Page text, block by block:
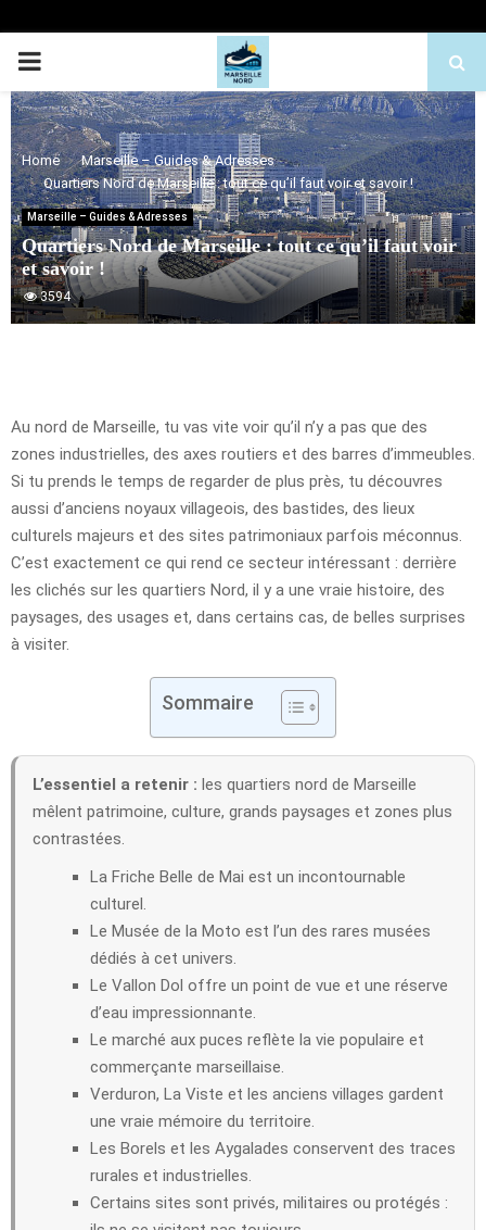
PRIMARY
MENU
Home
Marseille – Guides & Adresses
Quartiers Nord de Marseille : tout ce qu’il faut voir et savoir !
Marseille – Guides & Adresses
Quartiers Nord de Marseille : tout ce qu’il faut voir
et savoir !
3594
Au nord de Marseille, tu vas vite voir qu’il n’y a pas que des
zones industrielles, des axes routiers et des barres d’immeubles.
Si tu prends le temps de regarder de plus près, tu découvres
aussi d’anciens noyaux villageois, des bastides, des lieux
culturels majeurs et des sites patrimoniaux parfois méconnus.
C’est exactement ce qui rend ce secteur intéressant : derrière
les clichés sur les quartiers Nord, il y a une vraie histoire, des
paysages, des usages et, dans certains cas, de belles surprises
à visiter.
Sommaire
L’essentiel a retenir : les quartiers nord de Marseille
mêlent patrimoine, culture, grands paysages et zones plus
contrastées.
La Friche Belle de Mai est un incontournable
culturel.
Le Musée de la Moto est l’un des rares musées
dédiés à cet univers.
Le Vallon Dol offre un point de vue et une réserve
d’eau impressionnante.
Le marché aux puces reflète la vie populaire et
commerçante marseillaise.
Verduron, La Viste et les anciens villages gardent
une vraie mémoire du territoire.
Les Borels et les Aygalades conservent des traces
rurales et industrielles.
Certains sites sont privés, militaires ou protégés :